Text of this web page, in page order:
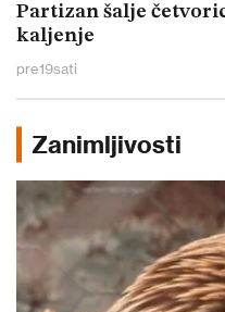
Partizan šalje
kaljenje
pre19sati
Zanimljivosti